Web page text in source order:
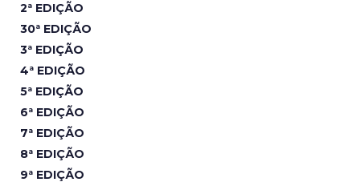
2ª EDIÇÃO
30ª EDIÇÃO
3ª EDIÇÃO
4ª EDIÇÃO
5ª EDIÇÃO
6ª EDIÇÃO
7ª EDIÇÃO
8ª EDIÇÃO
9ª EDIÇÃO